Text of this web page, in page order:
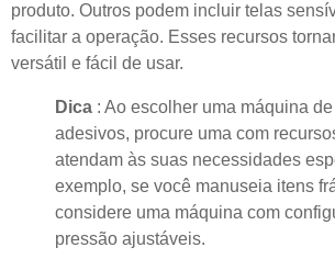
produto. Outros podem incluir telas
facilitar a operação. Esses recursos
versátil e fácil de usar.
Dica : Ao escolher uma máquina
adesivos, procure uma com
atendam às suas necessidades
exemplo, se você manuseia itens
considere uma máquina com
pressão ajustáveis.